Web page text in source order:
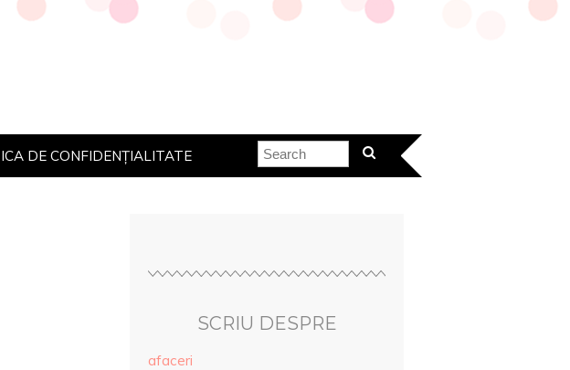
DE CONFIDENȚIALITATE
SCRIU DESPRE
afaceri